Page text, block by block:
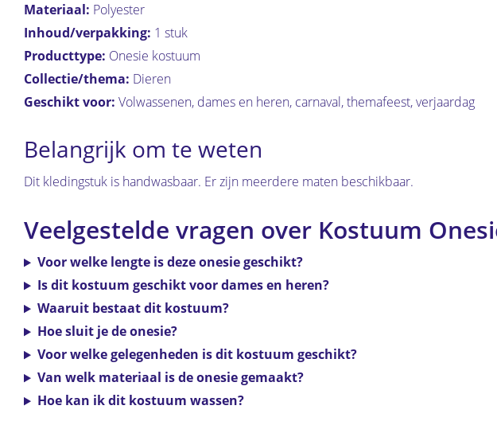
Materiaal: Polyester
Inhoud/verpakking: 1 stuk
Producttype: Onesie kostuum
Collectie/thema: Dieren
Geschikt voor: Volwassenen, dames en heren, carnaval, themafeest, verjaardag
Belangrijk om te weten
Dit kledingstuk is handwasbaar. Er zijn meerdere maten beschikbaar.
Veelgestelde vragen over Kostuum
Voor welke lengte is deze onesie geschikt?
Is dit kostuum geschikt voor dames en heren?
Waaruit bestaat dit kostuum?
Hoe sluit je de onesie?
Voor welke gelegenheden is dit kostuum geschikt?
Van welk materiaal is de onesie gemaakt?
Hoe kan ik dit kostuum wassen?